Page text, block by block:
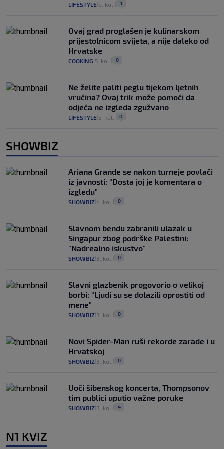
LIFESTYLE 6. kol. 1
Ovaj grad proglašen je kulinarskom
prijestolnicom svijeta, a nije daleko od
Hrvatske
COOKING 5. kol. 0
Ne želite paliti peglu tijekom ljetnih
vrućina? Ovaj trik može pomoći da
odjeća ne izgleda zgužvano
LIFESTYLE 5. kol. 0
SHOWBIZ
Ariana Grande se nakon turneje povlači
iz javnosti: "Dosta joj je komentara o
izgledu"
SHOWBIZ 4. kol. 0
Slavnom bendu zabranili ulazak u
Singapur zbog podrške Palestini:
"Nadrealno iskustvo"
SHOWBIZ 3. kol. 0
Slavni glazbenik progovorio o velikoj
borbi: "Ljudi su se dolazili oprostiti od
mene"
SHOWBIZ 3. kol. 0
Novi Spider-Man ruši rekorde zarade i u
Hrvatskoj
SHOWBIZ 3. kol. 0
Uoči šibenskog koncerta, Thompsonov
tim publici uputio važne poruke
SHOWBIZ 3. kol. 4
N1 KVIZ